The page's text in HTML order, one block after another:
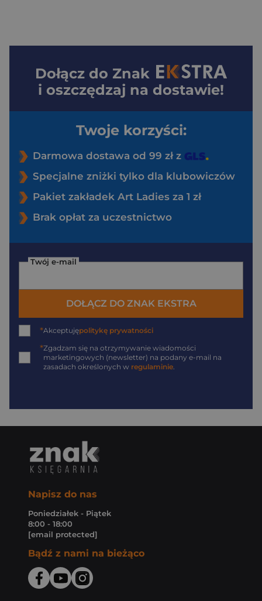
Dołącz do Znak
i oszczędzaj na dostawie!
Twoje korzyści:
Darmowa dostawa od 99 zł z
Specjalne zniżki tylko dla klubowiczów
Pakiet zakładek Art Ladies za 1 zł
Brak opłat za uczestnictwo
Twój e-mail
DOŁĄCZ DO ZNAK EKSTRA
*Akceptujępolitykę prywatności
*Zgadzam się na otrzymywanie wiadomości
marketingowych (newsletter) na podany e-mail na
zasadach określonych w regulaminie.
Napisz do nas
Poniedziałek - Piątek
8:00 - 18:00
[email protected]
Bądź z nami na bieżąco